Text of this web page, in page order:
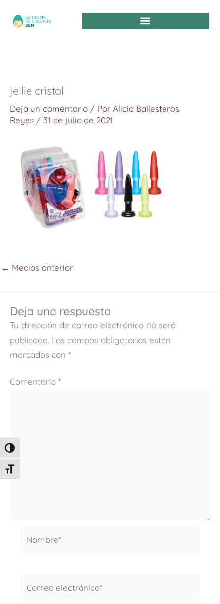
ALTERNAR ALTO CONTRASTE
ALTERNAR TAMAÑO DE LETRA
jellie cristal
Deja un comentario / Por Alicia Ballesteros
Reyes / 31 de julio de 2021
← Medios anterior
Deja una respuesta
Tu dirección de correo electrónico no será
publicada. Los campos obligatorios están
marcados con *
Comentario *